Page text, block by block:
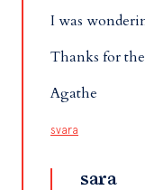
I was
Thanks for
Agathe
svara
sara